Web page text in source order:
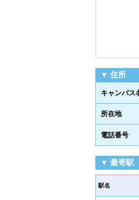
▼ 住所
キャンパス
所在地
電話番号
▼ 最寄駅
駅名